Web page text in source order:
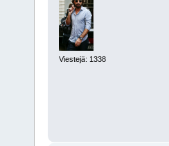
Viestejä: 1338